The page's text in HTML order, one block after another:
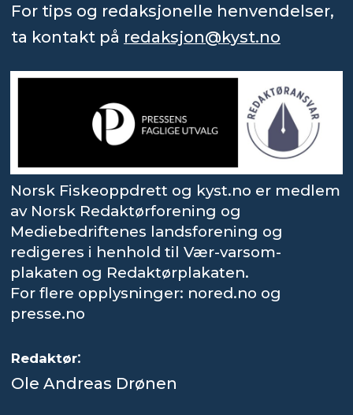
For tips og redaksjonelle henvendelser,
ta kontakt på redaksjon@kyst.no
Norsk Fiskeoppdrett og kyst.no er medlem
av Norsk Redaktørforening og
Mediebedriftenes landsforening og
redigeres i henhold til Vær-varsom-
plakaten og Redaktørplakaten.
For flere opplysninger: nored.no og
presse.no
Redaktør:
Ole Andreas Drønen